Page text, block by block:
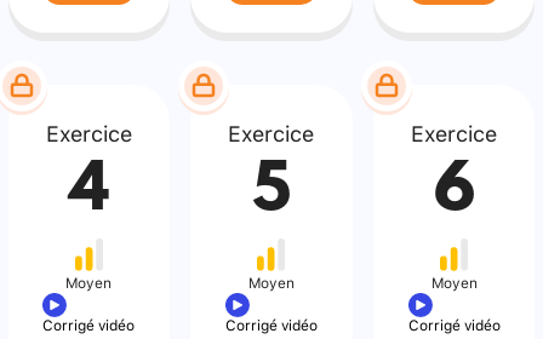
Exercice
4
Moyen
Corrigé vidéo
Exercice
5
Moyen
Corrigé vidéo
Exercice
6
Moyen
Corrigé vidéo